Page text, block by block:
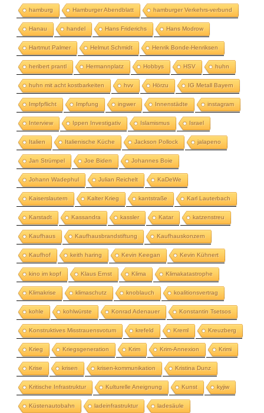
hamburg Hamburger Abendblatt hamburger Verkehrs-verbund
Hanau handel Hans Friderichs Hans Modrow
Hartmut Palmer Helmut Schmidt Henrik Bonde-Henriksen
heribert prantl Hermannplatz Hobbys HSV huhn
huhn mit acht kostbarkeiten hvv Hörzu IG Metall Bayern
Impfpflicht Impfung ingwer Innenstädte instagram
Interview Ippen Investigativ Islamismus Israel
Italien Italienische Küche Jackson Pollock jalapeno
Jan Strümpel Joe Biden Johannes Boie
Johann Wadephul Julian Reichelt KaDeWe
Kaiserslautern Kalter Krieg kantstraße Karl Lauterbach
Karstadt Kassandra kassler Katar katzenstreu
Kaufhaus Kaufhausbrandstiftung Kaufhauskonzern
Kaufhof keith haring Kevin Keegan Kevin Kühnert
kino im kopf Klaus Ernst Klima Klimakatastrophe
Klimakrise klimaschutz knoblauch koalitionsvertrag
kohle kohlwürste Konrad Adenauer Konstantin Tsetsos
Konstruktives Misstrauensvotum krefeld Kreml Kreuzberg
Krieg Kriegsgeneration Krim Krim-Annexion Krimi
Krise krisen krisen-kommunikation Kristina Dunz
Kritische Infrastruktur Kulturelle Aneignung Kunst kyjiw
Küstenautobahn ladeinfrastruktur ladesäule